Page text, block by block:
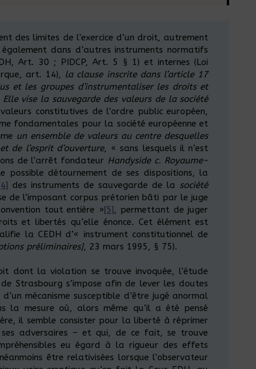
des limites de l’exercice d’un droit, autrement
dans d’autres instruments normatifs
Art. 30 ; PIDCP, Art. 5 § 1) et internes (Loi
art. 14), la clause inscrite dans l’article 17
et les groupes d’instrumentaliser les droits et
vise la sauvegarde des valeurs de la société
constitutives de l’ordre public européen,
fondamentales pour la société européenne et
un ensemble de valeurs au centre desquelles
de l’esprit d’ouverture, « sans lesquels il n’est
de l’arrêt fondateur Handyside c. Royaume-
possible détournement de ses dispositions, la
des instruments de sauvegarde de la société
de l’imposant corpus prétorien bâti par le juge
tout entière »[5], permettant de juger
et libertés qu’elle énonce. Cet élément est
la CEDH d’« instrument constitutionnel de
préliminaires], 23 mars 1995, § 75).
dont la violation se trouve invoquée, l’étude
Strasbourg s’impose afin de lever les doutes
mécanisme susceptible d’être jugé anormal
la mesure où, alors même qu’il a été pensé
il semble consister pour la liberté à réprimer
adversaires – et qui, de ce fait, se trouve
eu égard à la rigueur des effets
être relativisées lorsque l’observateur